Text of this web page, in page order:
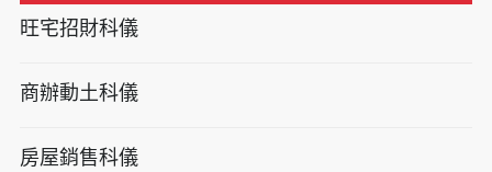
旺宅招財科儀
商辦動土科儀
房屋銷售科儀